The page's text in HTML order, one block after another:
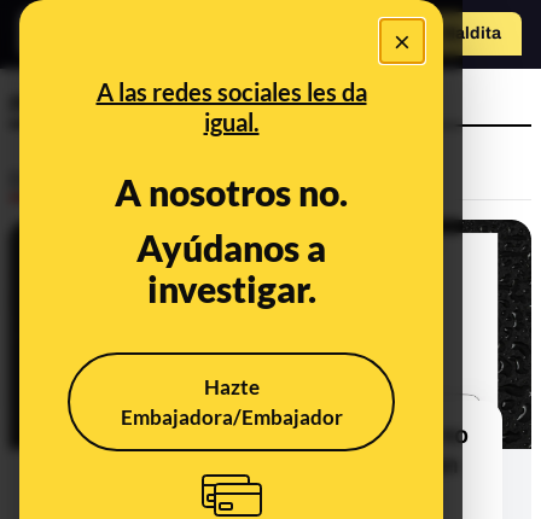
×
A las redes sociales les da
igual.
A nosotros no.
Ayúdanos a
investigar.
Hazte
Embajadora/Embajador
Hazte Maldito
"Mamá se me ha mojado el móvil y no
el que se hacen pasar por tus hijos